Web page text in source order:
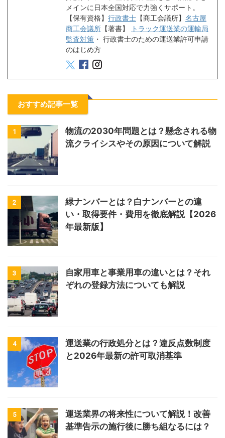
メインに日本全国対応で力強くサポート。
【保有資格】 行政書士 【商工会議所】 名古屋
商工会議所 【著書】
トラック運送業の運輸局
監査対策 ・ 行政書士のための運送業許可申請
のはじめ方
おすすめ記事一覧
1
物流の2030年問題とは？懸念される物
流クライシスやその原因について解説
2
緑ナンバーとは？白ナンバーとの違
い・取得要件・費用を徹底解説【2026
年最新版】
3
自家用車と事業用車の違いとは？それ
ぞれの登録方法についても解説
4
運送業の行政処分とは？違反点数制度
と2026年最新の許可取消基準
5
運送業界の将来性について解説！改善
基準告示の施行後に勝ち組なるには？